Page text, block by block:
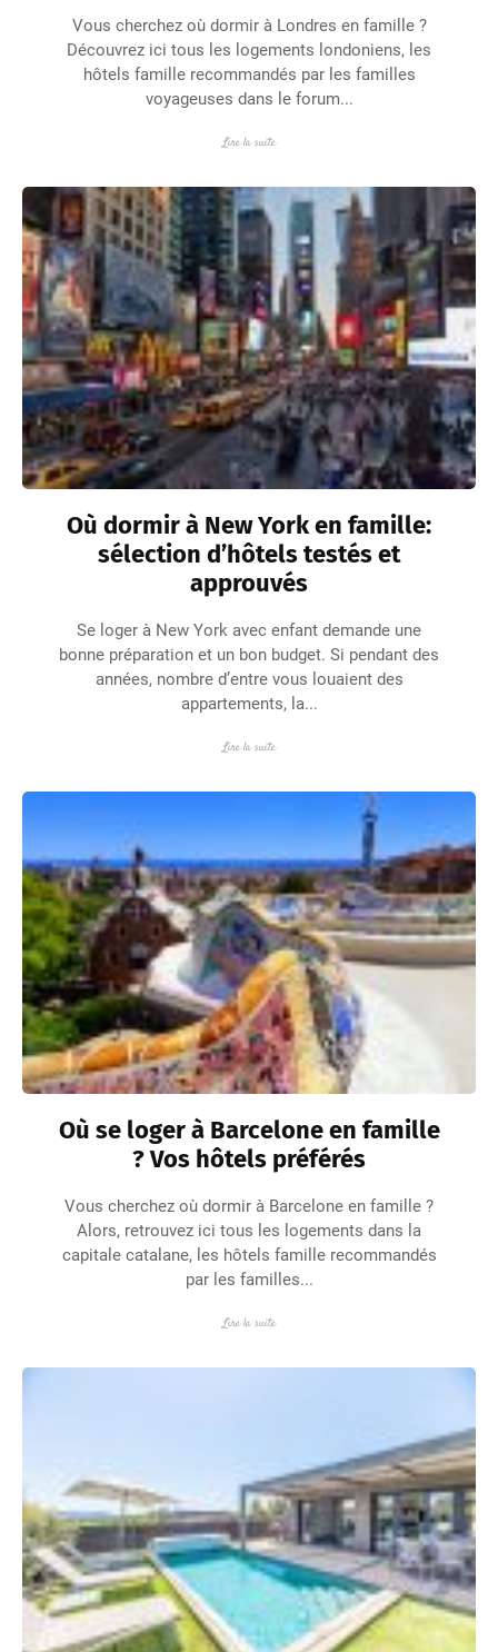
Vous cherchez où dormir à Londres en famille ?
Découvrez ici tous les logements londoniens, les
hôtels famille recommandés par les familles
voyageuses dans le forum...
Lire la suite
Où dormir à New York en famille:
sélection d’hôtels testés et
approuvés
Se loger à New York avec enfant demande une
bonne préparation et un bon budget. Si pendant des
années, nombre d’entre vous louaient des
appartements, la...
Lire la suite
Où se loger à Barcelone en famille
? Vos hôtels préférés
Vous cherchez où dormir à Barcelone en famille ?
Alors, retrouvez ici tous les logements dans la
capitale catalane, les hôtels famille recommandés
par les familles...
Lire la suite